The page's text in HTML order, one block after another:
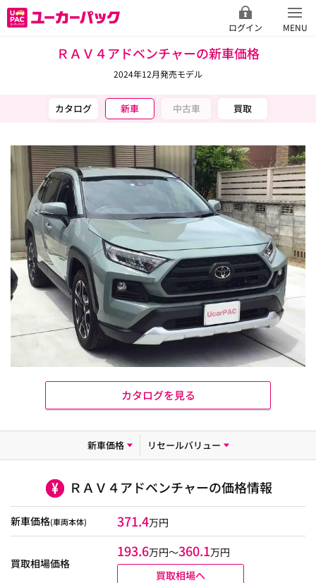
ログイン MENU
ＲＡＶ４アドベンチャーの新車価格
2024年12月発売モデル
カタログ 新車 中古車 買取
カタログを見る
新車価格 リセールバリュー
ＲＡＶ４アドベンチャーの価格情報
新車価格(車両本体) 371.4万円
買取相場価格
193.6万円〜360.1万円
買取相場へ